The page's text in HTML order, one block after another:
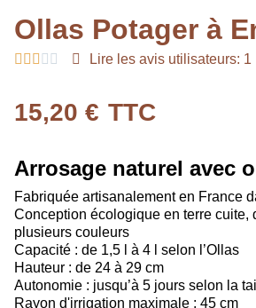
Ollas Potager à
     Lire les avis utilisateurs: 1
15,20 € TTC
Arrosage naturel avec
Fabriquée artisanalement en France
Conception écologique en terre cuite,
plusieurs couleurs
Capacité : de 1,5 l à 4 l selon l’Ollas
Hauteur : de 24 à 29 cm
Autonomie : jusqu’à 5 jours selon la
Rayon d'irrigation maximale : 45 cm